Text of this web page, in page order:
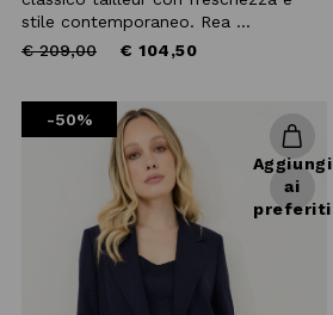
stile contemporaneo. Rea ...
Price
€ 209,00to € 104,50
-50%
Aggiungi
ai
preferiti